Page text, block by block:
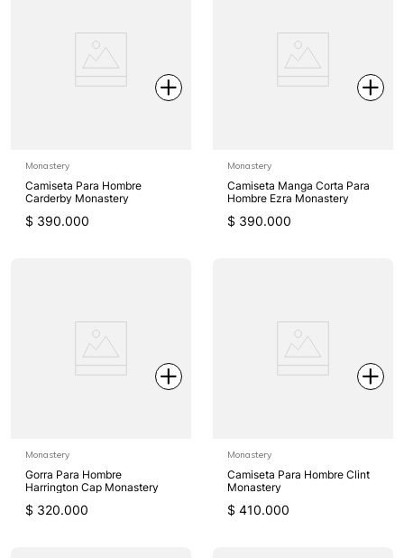
Monastery
Camiseta Para Hombre
Carderby Monastery
$ 390.000
Monastery
Camiseta Manga Corta Para
Hombre Ezra Monastery
$ 390.000
Monastery
Gorra Para Hombre
Harrington Cap Monastery
$ 320.000
Monastery
Camiseta Para Hombre Clint
Monastery
$ 410.000